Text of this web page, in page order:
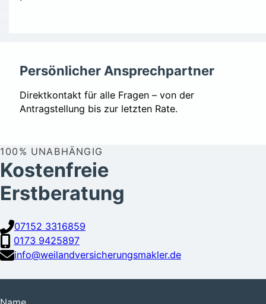
Persönlicher Ansprechpartner
Direktkontakt für alle Fragen – von der
Antragstellung bis zur letzten Rate.
Kostenfreie
Erstberatung
100% UNABHÄNGIG
07152 3316859
0173 9425897
info@weilandversicherungsmakler.de